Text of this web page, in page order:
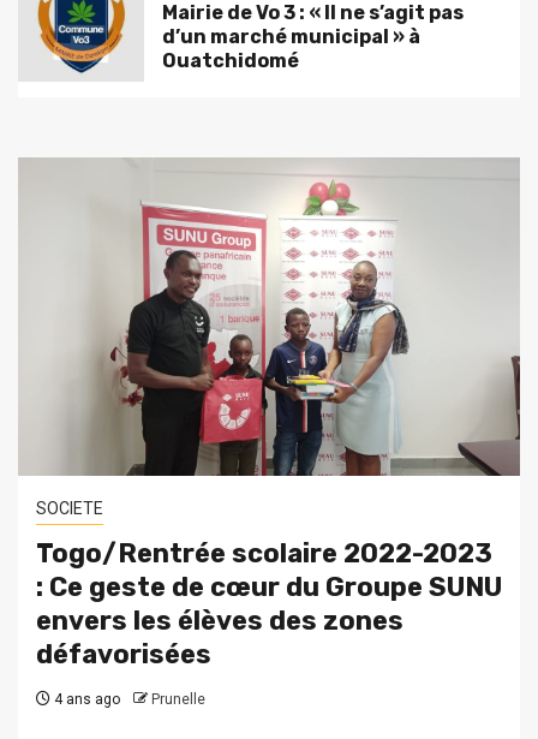
Mairie de Vo 3 : « Il ne s’agit pas
d’un marché municipal » à
Ouatchidomé
SOCIETE
Togo/Rentrée scolaire 2022-2023
: Ce geste de cœur du Groupe SUNU
envers les élèves des zones
défavorisées
4 ans ago Prunelle